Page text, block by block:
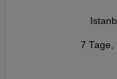
7 Tage,